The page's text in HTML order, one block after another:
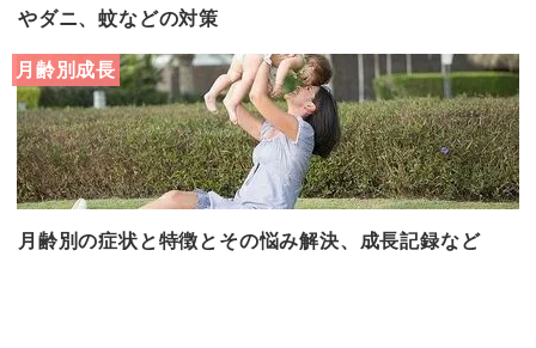
やダニ、蚊などの対策
月齢別成長
月齢別の症状と特徴とその悩み解決、成長記録など